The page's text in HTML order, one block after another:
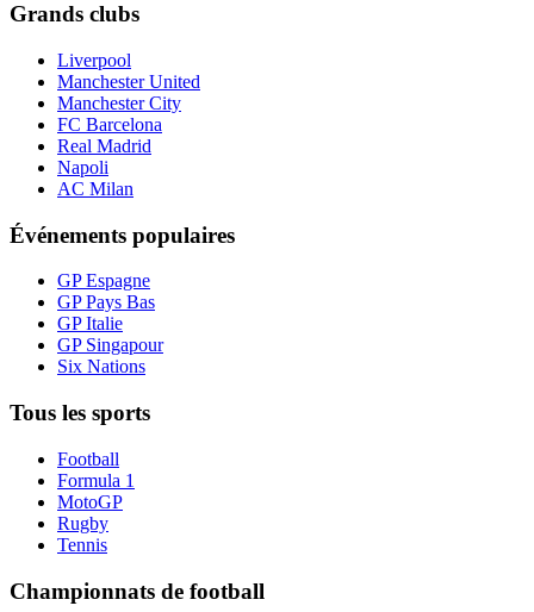
Grands clubs
Liverpool
Manchester United
Manchester City
FC Barcelona
Real Madrid
Napoli
AC Milan
Événements populaires
GP Espagne
GP Pays Bas
GP Italie
GP Singapour
Six Nations
Tous les sports
Football
Formula 1
MotoGP
Rugby
Tennis
Championnats de football